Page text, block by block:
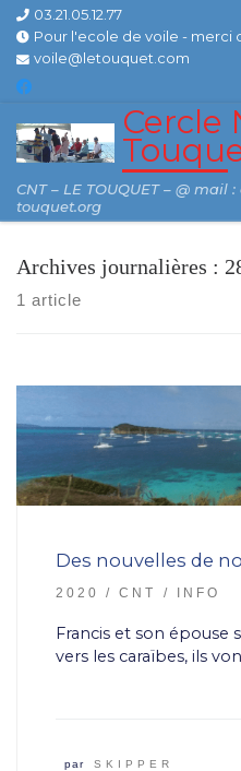
Skip to content
03.21.05.12.77
Pour l'ecole de voile - merci
voile@letouquet.com
Cercle
CNT – LE TOUQUET – @
touquet.org
Archives journalières :
1 article
Des nouvelles de
2020 CNT INFO
Francis et son épouse
vers les caraïbes, ils
par SKIPPER